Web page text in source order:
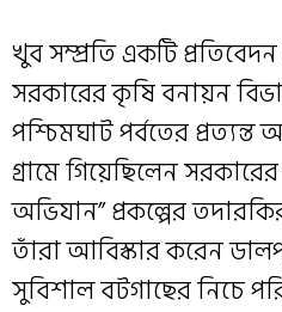
খুব সম্প্রতি একটি
সরকারের কৃষি বনায়ন
পশ্চিমঘাট পর্বতের
গ্রামে গিয়েছিলেন
অভিযান” প্রকল্পের
তাঁরা আবিস্কার করেন
সুবিশাল বটগাছের নিচে